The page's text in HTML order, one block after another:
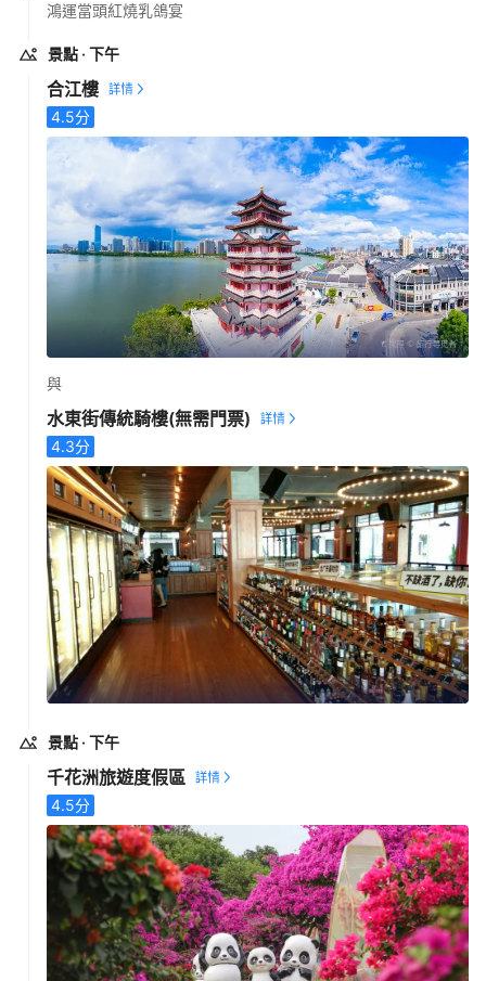
鴻運當頭紅燒乳鴿宴
景點 · 下午
合江樓
4.5分
與
水東街傳統騎樓(無需門票)
4.3分
景點 · 下午
千花洲旅遊度假區
4.5分